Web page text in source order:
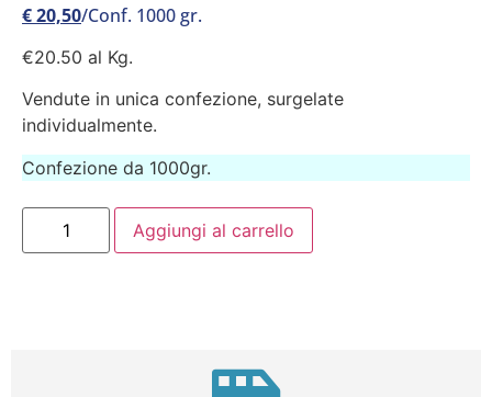
€20,50/Conf. 1000 gr.
€20.50 al Kg.
Vendute in unica confezione, surgelate
individualmente.
Confezione da 1000gr.
Aggiungi al carrello